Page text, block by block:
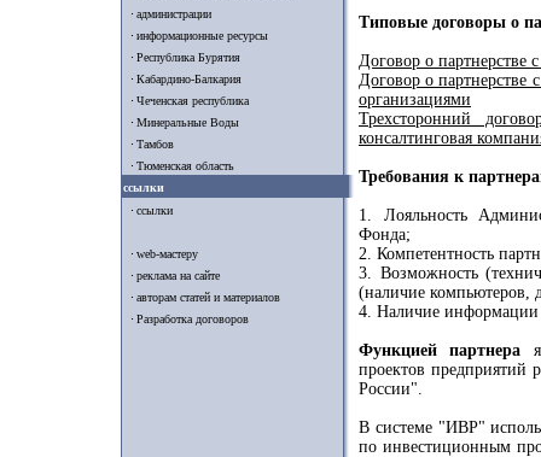
администрации
информационные ресурсы
Республика Бурятия
Кабардино-Балкария
Чеченская республика
Минеральные Воды
Тамбов
Тюменская область
ссылки
ссылки
web-мастеру
реклама на сайте
авторам статей и материалов
Разработка договоров
Типовые договоры о
Договор о партнерстве
Договор о партнерстве
организациями
Трехсторонний
консалтинговая
Требования к
1. Лояльность
Фонда;
2. Компетентность
3. Возможность
(наличие компьютеров,
4. Наличие
Функцией партнера
проектов предприятий
России".
В системе "ИВР"
по инвестиционным